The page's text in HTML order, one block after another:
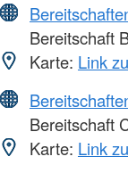
Bereitschaft
Karte: Link
Bereitschaft
Karte: Link